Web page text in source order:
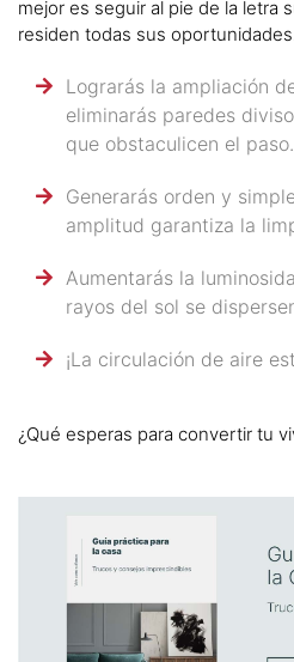
mejor es seguir al pie de la letra
residen todas sus
Lograrás la ampliación
eliminarás paredes
que obstaculicen el paso.
Generarás orden y
amplitud garantiza la
Aumentarás la
rayos del sol se
¡La circulación de aire
¿Qué esperas para convertir tu